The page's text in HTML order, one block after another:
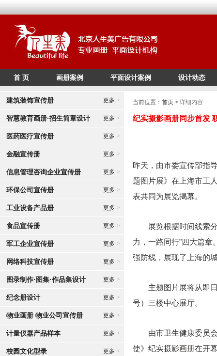
/* */
首 页 画册案例 平面设计案例 设计动态
建筑装饰宣传册 更多 >
智慧教育画册·招生简章设计 更多 >
医药医疗宣传册 更多 >
金融宣传册 更多 >
信息管理咨询企业宣传册 更多 >
环保公司宣传册 更多 >
工业设备产品册 更多 >
食品宣传册 更多 >
军工企业宣传册 更多 >
网络科技宣传册 更多 >
图录制作·图集·作品集设计 更多 >
纪念册设计 更多 >
物业画册 物业公司宣传册 更多 >
计量仪器产品样本 更多 >
校园文化型录 更多 >
当前位置： 首页 > 详细内容
纪实摄影画册同步首发
昨天，由市委宣传部指
题图片展》在上海市工
表共同为展览揭幕。
展览根据时间线索分
力，一路同行”四大篇章
强防线，展现了上海的
主题图片展将从即日
号）三楼中心展厅。
由市卫生健康委员会
使》纪实摄影画册在开